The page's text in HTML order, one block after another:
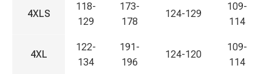
4XLS
118-
129
173-
178
124-129
109-
114
4XL
122-
134
191-
196
124-120
109-
114